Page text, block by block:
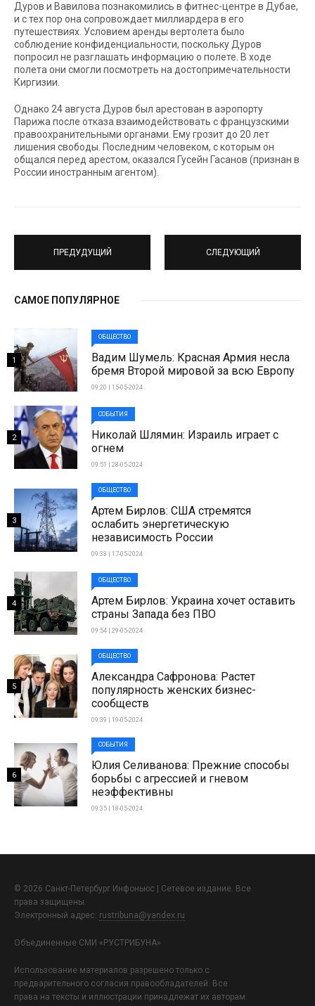
Дуров и Вавилова познакомились в фитнес-центре в Дубае,
и с тех пор она сопровождает миллиардера в его
путешествиях. Условием аренды вертолета было
соблюдение конфиденциальности, поскольку Дуров
попросил не разглашать информацию о полете. В ходе
полета они смогли посмотреть на достопримечательности
Киргизии.
Однако 24 августа Дуров был арестован в аэропорту
Парижа после отказа взаимодействовать с французскими
правоохранительными органами. Ему грозит до 20 лет
лишения свободы. Последним человеком, с которым он
общался перед арестом, оказался Гусейн Гасанов (признан в
России иностранным агентом).
ПРЕДУДУЩИЙ СЛЕДУЮЩИЙ
САМОЕ ПОПУЛЯРНОЕ
ОБЩЕСТВО
Вадим Шумель: Красная Армия несла
бремя Второй мировой за всю Европу
09:20 | 15-05-2024
1
СОБЫТИЯ
Николай Шлямин: Израиль играет с
огнем
09:51 | 28-05-2024
2
ОБЩЕСТВО
Артем Бирлов: США стремятся
ослабить энергетическую
независимость России
09:33 | 17-05-2024
3
ОБЩЕСТВО
Артем Бирлов: Украина хочет оставить
страны Запада без ПВО
09:54 | 29-05-2024
4
ОБЩЕСТВО
Александра Сафронова: Растет
популярность женских бизнес-
сообществ
09:39 | 19-05-2024
5
СОБЫТИЯ
Юлия Селиванова: Прежние способы
борьбы с агрессией и гневом
неэффективны
09:35 | 18-05-2024
6
© 2026 Санкт-Петербург Инфоньюс | Сетевое издание. Все
права защищены.
Электронный адрес: rustribuna@yandex.ru
Объединенные СМИ «РУСТРИБУНА»
Использование материалов разрешено только с
предварительного согласия правообладателей. Все
права на тексты и иллюстрации принадлежат их авторам.